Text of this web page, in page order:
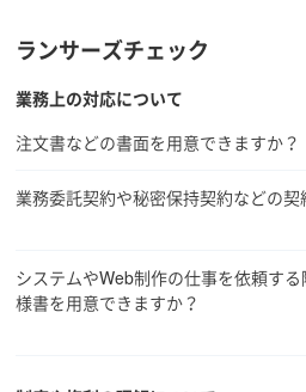
ランサーズチェック
業務上の対応について
注文書などの書面を用意できますか？
業務委託契約や秘密保持契約などの
システムやWeb制作の仕事を依頼す
様書を用意できますか？